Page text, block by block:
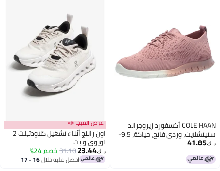
COLE HAAN أكسفورد زيروجراند
ستيتشلايت، وردي فاتح، حياكة، 9.5-
B أمريكي
د.ك‏41.85
عرض الميجا 📣
اون راننج أثناء تشغيل كلاودتيلت 2
لويوي وايت
د.ك‏23.44
31.10خصم 24%
احصل عليه خلال 16 - 17